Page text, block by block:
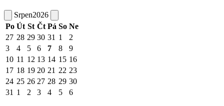
Srpen2026
Po Út St Čt Pá So Ne
27 28 29 30 31 1
2
3
4 5 6 7 8
9
10 11 12 13 14 15 16
17 18 19 20 21 22 23
24 25 26 27 28 29 30
31 1 2 3 4 5 6